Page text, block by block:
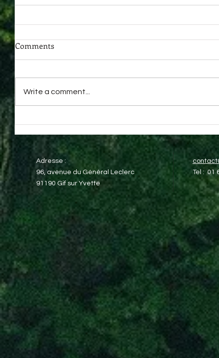
Comments
Write a comment...
Adresse :
96, avenue du Général Leclerc​
91190 Gif sur Yvette
Tel : 01